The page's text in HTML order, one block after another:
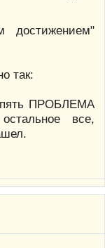
достижением"
так:
ПРОБЛЕМА
все,